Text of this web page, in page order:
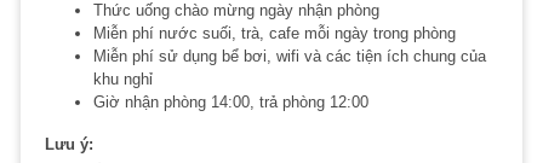
Thức uống chào mừng ngày nhận phòng
Miễn phí nước suối, trà, cafe mỗi ngày trong phòng
Miễn phí sử dụng bể bơi, wifi và các tiện ích chung của
khu nghỉ
Giờ nhận phòng 14:00, trả phòng 12:00
Lưu ý: